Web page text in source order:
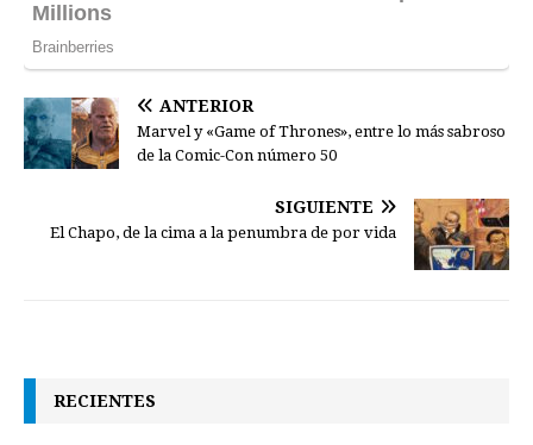
ANTERIOR
Marvel y «Game of Thrones», entre lo más sabroso
de la Comic-Con número 50
SIGUIENTE
El Chapo, de la cima a la penumbra de por vida
RECIENTES